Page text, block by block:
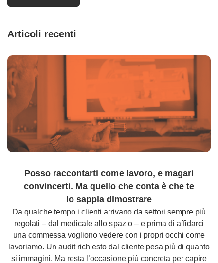
Articoli recenti
Posso raccontarti come lavoro, e magari
convincerti. Ma quello che conta è che te
lo sappia dimostrare
Da qualche tempo i clienti arrivano da settori sempre più
regolati – dal medicale allo spazio – e prima di affidarci
una commessa vogliono vedere con i propri occhi come
lavoriamo. Un audit richiesto dal cliente pesa più di quanto
si immagini. Ma resta l’occasione più concreta per capire